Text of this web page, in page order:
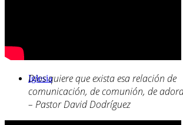
Iglesia
Dios quiere que exista esa relación de
comunicación, de comunión, de
– Pastor David Dodríguez